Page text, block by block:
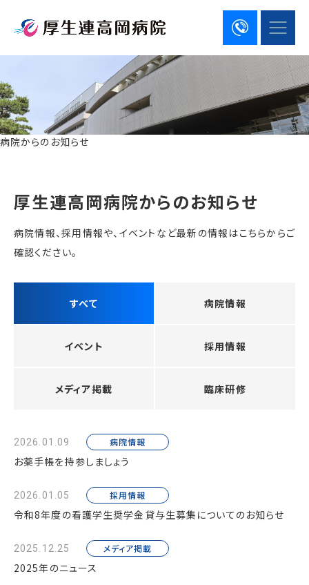
病院からのお知らせ
厚生連高岡病院からのお知らせ
病院情報、採用情報や、イベントなど最新の情報はこちらからご
確認ください。
すべて 病院情報
イベント 採用情報
メディア掲載 臨床研修
2026.01.09 病院情報
お薬手帳を持参しましょう
2026.01.05 採用情報
令和8年度の看護学生奨学金貸与生募集についてのお知らせ
2025.12.25 メディア掲載
2025年のニュース